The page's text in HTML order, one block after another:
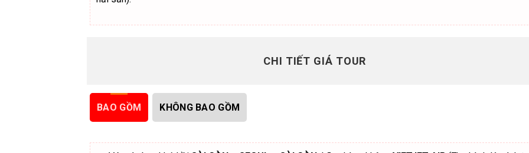
Tháp NamSan:mang đến cho du khách những góc nhìn toàn cảnh thủ đô, cùng gắn khóa tình yêu, chụp
ảnh cực đẹp.(Chi phí lên tháp tự túc).